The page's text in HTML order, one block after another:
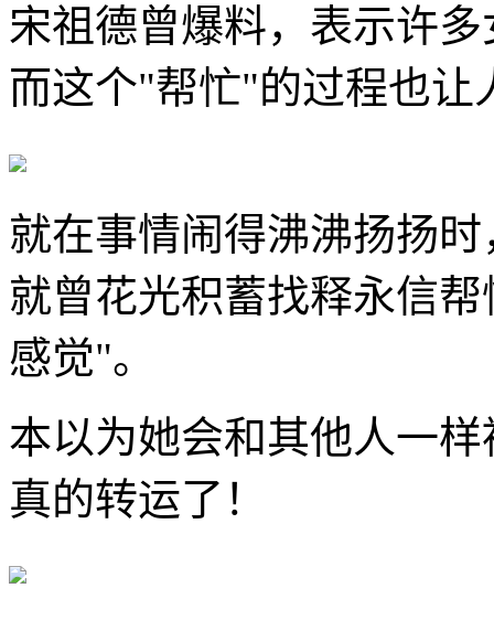
宋祖德曾爆料，表示许
而这个"帮忙"的过程也让
就在事情闹得沸沸扬扬
就曾花光积蓄找释永信
感觉"。
本以为她会和其他人一
真的转运了！